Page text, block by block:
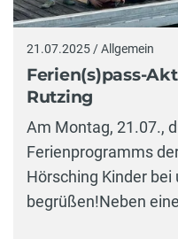
21.07.2025 / Allgemein
Ferien(s)pass-
Rutzing
Am Montag, 21.07.,
Ferienprogramms
Hörsching Kinder
begrüßen!Neben